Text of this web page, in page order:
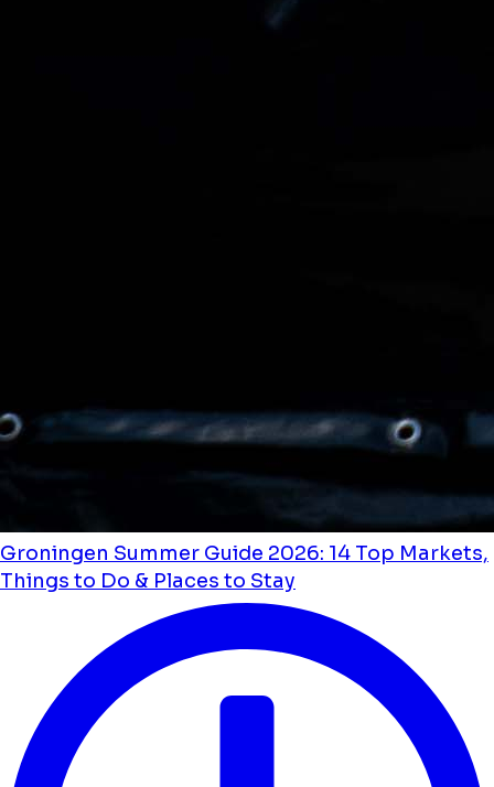
Groningen Summer Guide 2026: 14 Top Markets,
Things to Do & Places to Stay